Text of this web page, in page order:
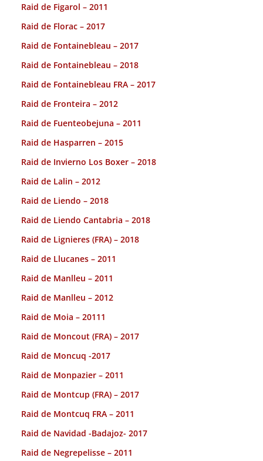
Raid de Figarol – 2011
Raid de Florac – 2017
Raid de Fontainebleau – 2017
Raid de Fontainebleau – 2018
Raid de Fontainebleau FRA – 2017
Raid de Fronteira – 2012
Raid de Fuenteobejuna – 2011
Raid de Hasparren – 2015
Raid de Invierno Los Boxer – 2018
Raid de Lalin – 2012
Raid de Liendo – 2018
Raid de Liendo Cantabria – 2018
Raid de Lignieres (FRA) – 2018
Raid de Llucanes – 2011
Raid de Manlleu – 2011
Raid de Manlleu – 2012
Raid de Moia – 20111
Raid de Moncout (FRA) – 2017
Raid de Moncuq -2017
Raid de Monpazier – 2011
Raid de Montcup (FRA) – 2017
Raid de Montcuq FRA – 2011
Raid de Navidad -Badajoz- 2017
Raid de Negrepelisse – 2011